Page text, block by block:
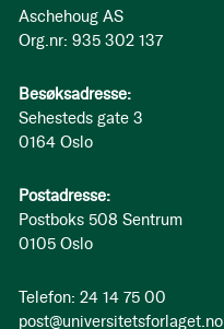
Aschehoug AS
Org.nr: 935 302 137
Besøksadresse:
Sehesteds gate 3
0164 Oslo
Postadresse:
Postboks 508 Sentrum
0105 Oslo
Telefon: 24 14 75 00
post@universitetsforlaget.no